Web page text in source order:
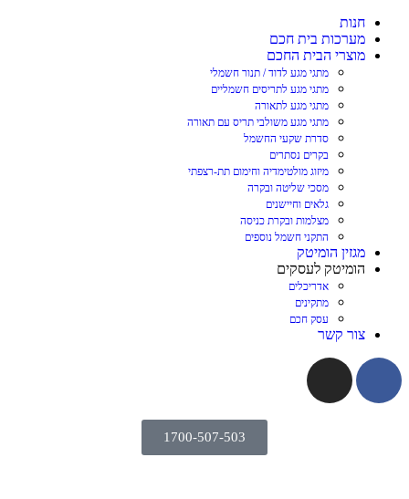
חנות
מערכות בית חכם
מוצרי הבית החכם
מתגי מגע לדוד / תנור חשמלי
מתגי מגע לתריסים חשמליים
מתגי מגע לתאורה
מתגי מגע משולבי תריס עם תאורה
סדרת שקעי החשמל
בקרים נסתרים
מיזוג מולטימדיה וחימום תת-רצפתי
מסכי שליטה ובקרה
גלאים וחיישנים
מצלמות ובקרת כניסה
התקני חשמל נוספים
מגזין הומיטק
הומיטק לעסקים
אדריכלים
מתקינים
עסק חכם
צור קשר
1700-507-503